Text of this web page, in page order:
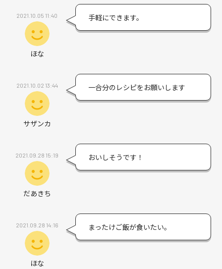
2021.10.05 11:40
ほな
手軽にできます。
2021.10.02 13:44
サザンカ
一合分のレシピをお願いします
2021.09.28 15:19
だあきち
おいしそうです！
2021.09.28 14:16
ほな
まったけご飯が食いたい。